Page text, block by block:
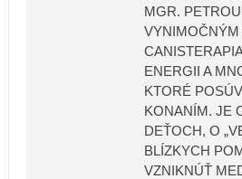
MGR.
VYNIMOČNÝM
ENERGII A
KTORÉ
KONANÍM. JE
DEŤOCH, O
BLÍZKYCH
VZNIKNÚŤ